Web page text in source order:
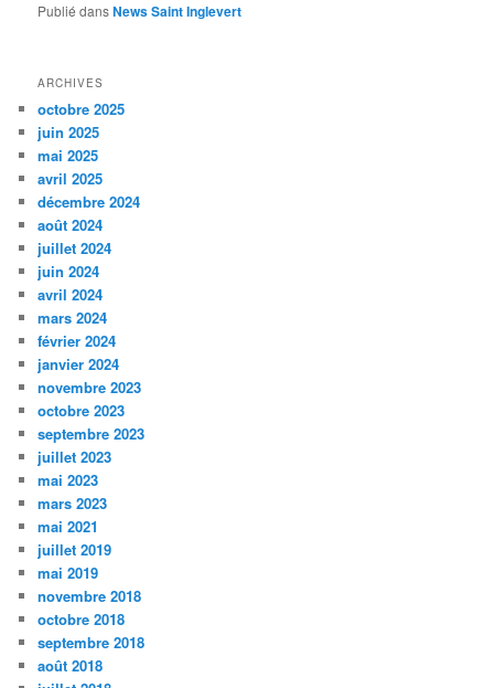
Publié dansNews Saint Inglevert
ARCHIVES
octobre 2025
juin 2025
mai 2025
avril 2025
décembre 2024
août 2024
juillet 2024
juin 2024
avril 2024
mars 2024
février 2024
janvier 2024
novembre 2023
octobre 2023
septembre 2023
juillet 2023
mai 2023
mars 2023
mai 2021
juillet 2019
mai 2019
novembre 2018
octobre 2018
septembre 2018
août 2018